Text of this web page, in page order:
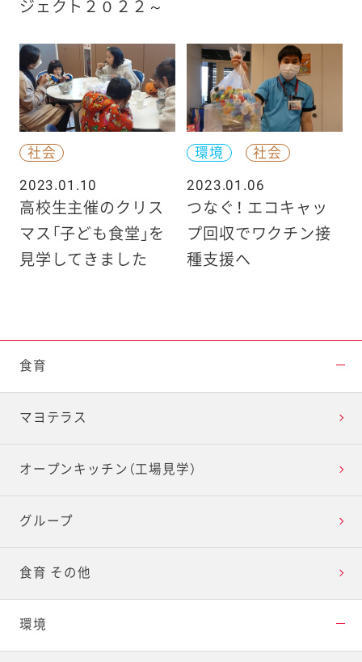
ジェクト２０２２～
社会
2023.01.10
高校生主催のクリス
マス「子ども食堂」を
見学してきました
環境
社会
2023.01.06
つなぐ！ エコキャッ
プ回収でワクチン接
種支援へ
食育
マヨテラス
オープンキッチン（工場見学）
グループ
食育 その他
環境